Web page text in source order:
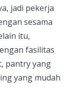
jadi pekerja
sesama
itu,
fasilitas
pantry yang
yang mudah